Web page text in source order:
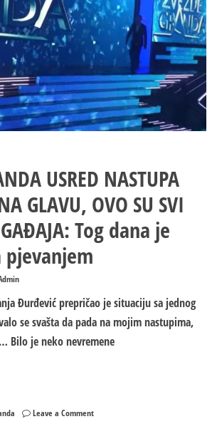
Glamoču
USRED NASTUPA
GLAVU, OVO SU SVI
Tog dana je
pjevanjem
Đurđević prepričao je situaciju sa jednog
se svašta da pada na mojim nastupima,
Bilo je neko nevremene
Leave a Commenton